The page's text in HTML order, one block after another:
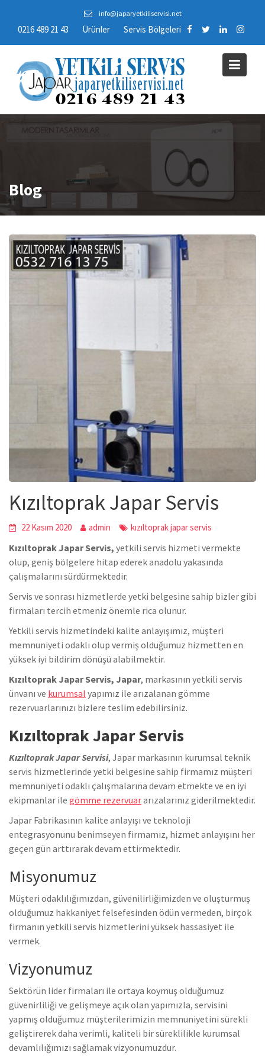
content
info@japaryetkiliservisi.net
0216 489 21 43 Ürünler Servis Bölgeleri
Blog
Kızıltoprak Japar Servis
22 Kasım 2020 admin kızıltoprak japar servis
Kızıltoprak Japar Servis, yetkili servis hizmeti vermekte
olup, geniş bölgelere hitap ederek anadolu yakasında
çalışmalarını sürdürmektedir.
Servis ve sonrası hizmetlerde yetki belgesine sahip bizler gibi
firmaları tercih etmeniz önemle rica olunur.
Yetkili servis hizmetindeki kalite anlayışımız, müşteri
memnuniyeti odaklı olup vermiş olduğumuz hizmetten en
yüksek iyi bildirim dönüşü alabilmektir.
Kızıltoprak Japar Servis, Japar, markasının yetkili servis
ünvanı ve kurumsal yapımız ile arızalanan gömme
rezervuarlarınızı bizlere teslim edebilirsiniz.
Kızıltoprak Japar Servis
Kızıltoprak Japar Servisi, Japar markasının kurumsal teknik
servis hizmetlerinde yetki belgesine sahip firmamız müşteri
memnuniyeti odaklı çalışmalarına devam etmekte ve en iyi
ekipmanlar ile gömme rezervuararızalarınız giderilmektedir.
Japar Fabrikasının kalite anlayışı ve teknoloji
entegrasyonunu benimseyen firmamız, hizmet anlayışını her
geçen gün arttırarak devam ettirmektedir.
Misyonumuz
Müşteri odaklılığımızdan, güvenilirliğimizden ve oluşturmuş
olduğumuz hakkaniyet felsefesinden ödün vermeden, birçok
firmanın yetkili servis hizmetlerini yüksek hassasiyet ile
vermek.
Vizyonumuz
Sektörün lider firmaları ile ortaya koymuş olduğumuz
güvenirliliği ve gelişmeye açık olan yapımızla, servisini
yapmış olduğumuz müşterilerimizin memnuniyetini sürekli
geliştirerek daha verimli, kaliteli bir süreklilikle kurumsal
devamlılığımızı sağlamak vizyonumuzdur.